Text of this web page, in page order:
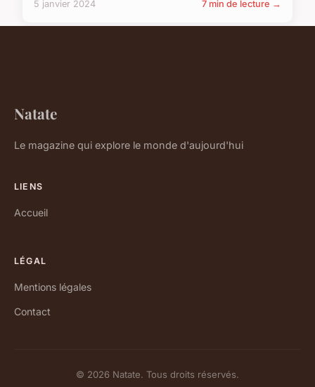
5 janvier 2024 7 min de lecture →
Natate
Le magazine qui explore le monde d'aujourd'hui
LIENS
Accueil
LÉGAL
Mentions légales
Contact
© 2026 Natate. Tous droits réservés.